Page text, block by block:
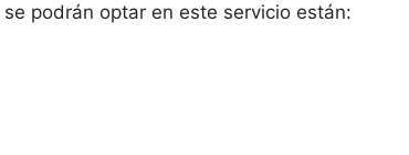
podrán optar en este servicio están: